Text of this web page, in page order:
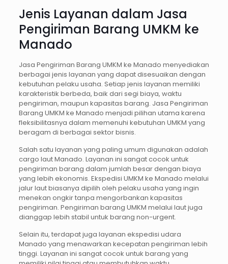
Jenis Layanan dalam Jasa
Pengiriman Barang UMKM ke
Manado
Jasa Pengiriman Barang UMKM ke Manado menyediakan
berbagai jenis layanan yang dapat disesuaikan dengan
kebutuhan pelaku usaha. Setiap jenis layanan memiliki
karakteristik berbeda, baik dari segi biaya, waktu
pengiriman, maupun kapasitas barang. Jasa Pengiriman
Barang UMKM ke Manado menjadi pilihan utama karena
fleksibilitasnya dalam memenuhi kebutuhan UMKM yang
beragam di berbagai sektor bisnis.
Salah satu layanan yang paling umum digunakan adalah
cargo laut Manado. Layanan ini sangat cocok untuk
pengiriman barang dalam jumlah besar dengan biaya
yang lebih ekonomis. Ekspedisi UMKM ke Manado melalui
jalur laut biasanya dipilih oleh pelaku usaha yang ingin
menekan ongkir tanpa mengorbankan kapasitas
pengiriman. Pengiriman barang UMKM melalui laut juga
dianggap lebih stabil untuk barang non-urgent.
Selain itu, terdapat juga layanan ekspedisi udara
Manado yang menawarkan kecepatan pengiriman lebih
tinggi. Layanan ini sangat cocok untuk barang yang